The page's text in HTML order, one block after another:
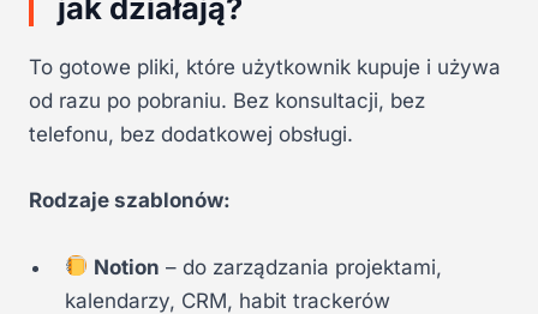
jak działają?
To gotowe pliki, które użytkownik kupuje i używa
od razu po pobraniu. Bez konsultacji, bez
telefonu, bez dodatkowej obsługi.
Rodzaje szablonów:
Notion – do zarządzania projektami,
kalendarzy, CRM, habit trackerów